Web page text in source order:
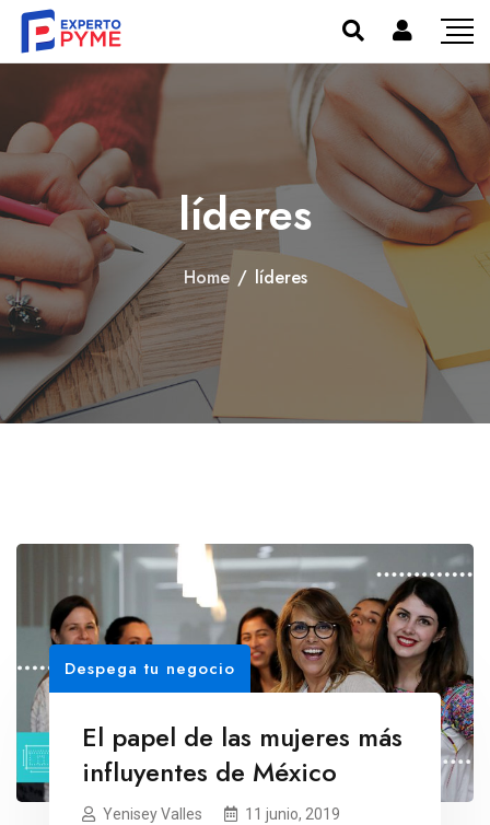
líderes
Home / líderes
Despega tu negocio
El papel de las mujeres más
influyentes de México
Yenisey Valles
11 junio, 2019